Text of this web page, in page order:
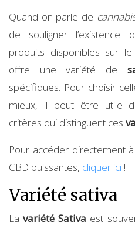
Quand on parle de
de souligner l’existence
produits disponibles sur
offre une variété de
spécifiques. Pour choisir
mieux, il peut être utile
critères qui distinguent ces
Pour accéder directement
CBD puissantes, cliquer ici !
Variété sativa
Lavariété Sativa est